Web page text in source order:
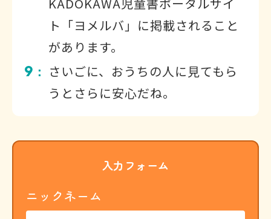
ト「ヨメルバ」に掲載されること
があります。
9 ：
さいごに、おうちの人に見てもら
うとさらに安心だね。
入力フォーム
ニックネーム